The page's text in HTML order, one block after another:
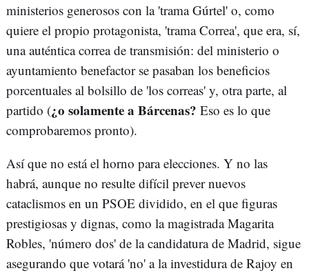
ministerios generosos con la 'trama Gúrtel' o, como
quiere el propio protagonista, 'trama Correa', que era, sí,
una auténtica correa de transmisión: del ministerio o
ayuntamiento benefactor se pasaban los beneficios
porcentuales al bolsillo de 'los correas' y, otra parte, al
partido (¿o solamente a Bárcenas? Eso es lo que
comprobaremos pronto).
Así que no está el horno para elecciones. Y no las
habrá, aunque no resulte difícil prever nuevos
cataclismos en un PSOE dividido, en el que figuras
prestigiosas y dignas, como la magistrada Magarita
Robles, 'número dos' de la candidatura de Madrid, sigue
asegurando que votará 'no' a la investidura de Rajoy en